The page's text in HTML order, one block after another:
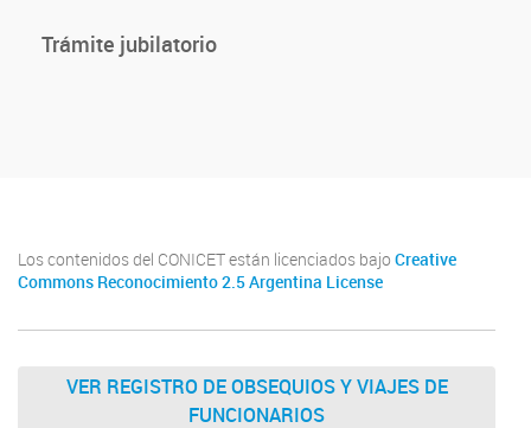
Trámite jubilatorio
Los contenidos del CONICET están licenciados bajo Creative
Commons Reconocimiento 2.5 Argentina License
VER REGISTRO DE OBSEQUIOS Y VIAJES DE
FUNCIONARIOS